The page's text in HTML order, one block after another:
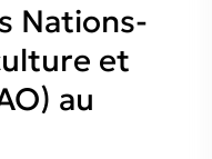
Nations-
et
au